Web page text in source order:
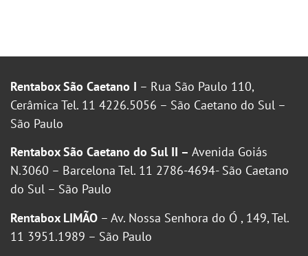
Rentabox São Caetano I – Rua São Paulo 110,
Cerâmica Tel. 11 4226.5056 – São Caetano do Sul –
São Paulo
Rentabox São Caetano do Sul II – Avenida Goiás
N.3060 – Barcelona Tel. 11 2786-4694- São Caetano
do Sul – São Paulo
Rentabox LIMÃO – Av. Nossa Senhora do Ó , 149, Tel.
11 3951.1989 – São Paulo